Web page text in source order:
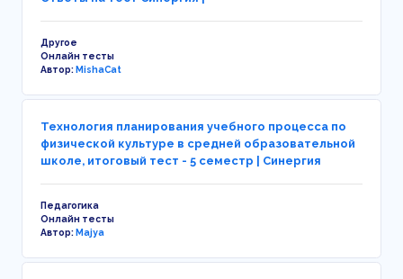
Другое
Онлайн тесты
Автор:MishaCat
Технология планирования учебного процесса по
физической культуре в средней образовательной
школе, итоговый тест - 5 семестр | Синергия
Педагогика
Онлайн тесты
Автор:Majya